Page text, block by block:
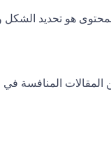
هو تحديد
المنافسة في